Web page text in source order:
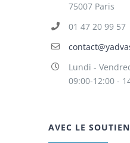
75007 Paris
01 47 20 99 57
Lundi -
09:00-12:00 -
AVEC LE